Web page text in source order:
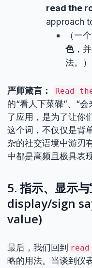
read the
approach
（一
色，
法。）
严师箴言： Read
的“看人下菜碟”、“
了应用，是为了让你
这个词，不仅仅是背
杂的社交语境中游刃
中都是高频且极具表
5. 指示、显示与
display/sign
value)
最后，我们回到 read
略的用法。当谈到仪